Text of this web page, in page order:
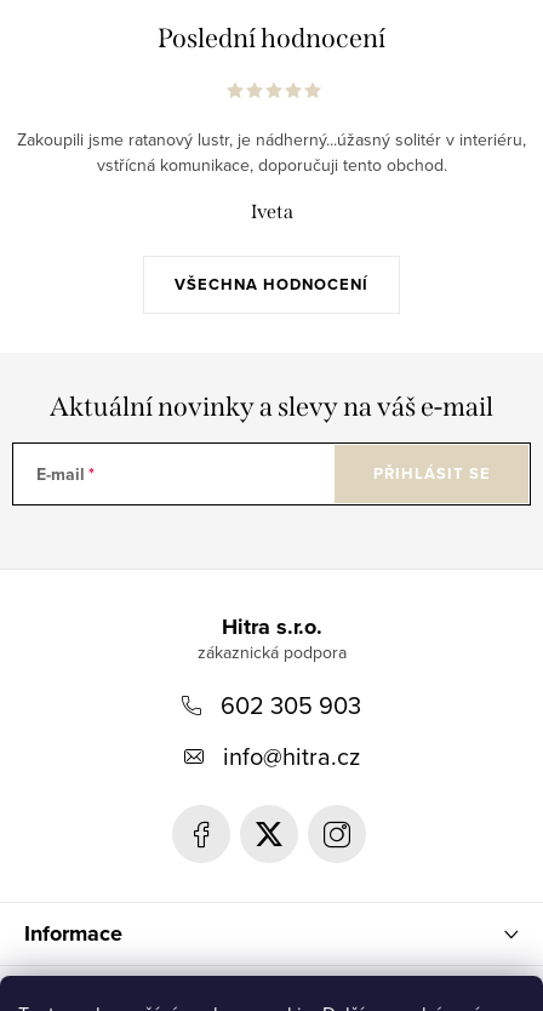
Poslední hodnocení
VŠECHNA HODNOCENÍ
Zakoupili jsme ratanový lustr, je nádherný...úžasný solitér v interiéru,
vstřícná komunikace, doporučuji tento obchod.
Iveta
Aktuální novinky a slevy na váš e-mail
E-mail PŘIHLÁSIT SE
Informace
Hitra s.r.o.
602 305 903
info@hitra.cz